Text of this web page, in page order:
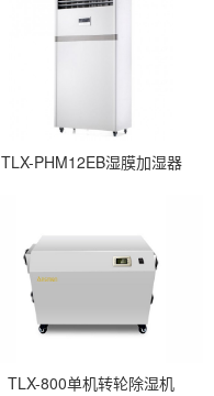
TLX-PHM12EB湿膜加湿器
TLX-800单机转轮除湿机